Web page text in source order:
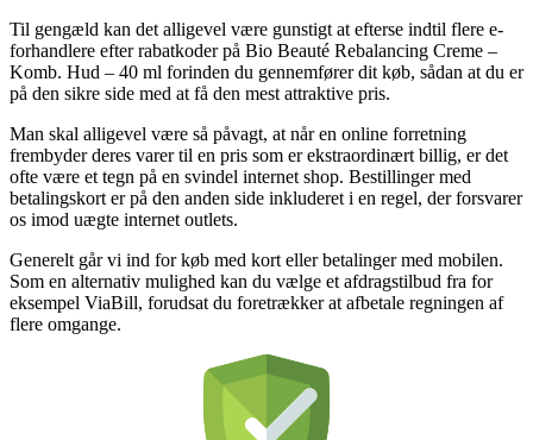
Til gengæld kan det alligevel være gunstigt at efterse indtil flere e-
forhandlere efter rabatkoder på Bio Beauté Rebalancing Creme –
Komb. Hud – 40 ml forinden du gennemfører dit køb, sådan at du er
på den sikre side med at få den mest attraktive pris.
Man skal alligevel være så påvagt, at når en online forretning
frembyder deres varer til en pris som er ekstraordinært billig, er det
ofte være et tegn på en svindel internet shop. Bestillinger med
betalingskort er på den anden side inkluderet i en regel, der forsvarer
os imod uægte internet outlets.
Generelt går vi ind for køb med kort eller betalinger med mobilen.
Som en alternativ mulighed kan du vælge et afdragstilbud fra for
eksempel ViaBill, forudsat du foretrækker at afbetale regningen af
flere omgange.